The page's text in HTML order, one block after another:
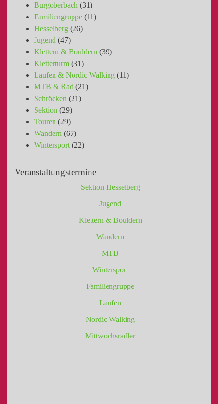
Burgoberbach (31)
Familiengruppe (11)
Hesselberg (26)
Jugend (47)
Klettern & Bouldern (39)
Kletterturm (31)
Laufen & Nordic Walking (11)
MTB & Rad (21)
Schröcken (21)
Sektion (29)
Touren (29)
Wandern (67)
Wintersport (22)
Veranstaltungstermine
Sektion Hesselberg
Jugend
Klettern & Bouldern
Wandern
MTB
Wintersport
Familiengruppe
Laufen
Nordic Walking
Mittwochsradler